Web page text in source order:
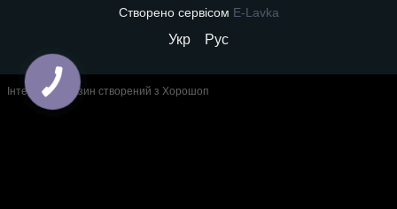
Створено сервісом E-Lavka
Укр Рус
Інтернет-магазин створений з Хорошоп